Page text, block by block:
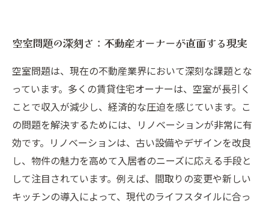
空室対策の効果
賃貸物件の魅力アップ：家賃を上げるための具
体的ステップ
マーケット動向を把握する：ターゲット層に響
くリノベーションとは
空室対策の未来：リノベーションで収入増加を
実現する方法
空室問題の深刻さ：不動産オーナーが直面する現実
空室問題は、現在の不動産業界において深刻な課題とな
っています。多くの賃貸住宅オーナーは、空室が長引く
ことで収入が減少し、経済的な圧迫を感じています。こ
の問題を解決するためには、リノベーションが非常に有
効です。リノベーションは、古い設備やデザインを改良
し、物件の魅力を高めて入居者のニーズに応える手段と
して注目されています。例えば、間取りの変更や新しい
キッチンの導入によって、現代のライフスタイルに合っ